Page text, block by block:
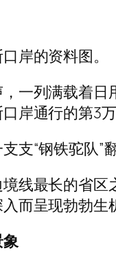
岸的资料图。
一列满载着
岸通行的第3万
支“钢铁驼队”
线最长的省
而呈现勃勃生